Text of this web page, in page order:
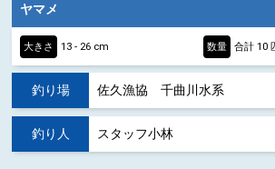
ヤマメ
大きさ 13 - 26 cm 数量 合計 10
釣り場 佐久漁協 千曲川水系
釣り人 スタッフ小林